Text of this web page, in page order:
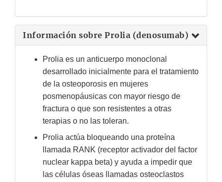
Información sobre Prolia (denosumab)
Prolia es un anticuerpo monoclonal
desarrollado inicialmente para el tratamiento
de la osteoporosis en mujeres
posmenopáusicas con mayor riesgo de
fractura o que son resistentes a otras
terapias o no las toleran.
Prolia actúa bloqueando una proteína
llamada RANK (receptor activador del factor
nuclear kappa beta) y ayuda a impedir que
las células óseas llamadas osteoclastos